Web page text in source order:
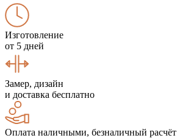
Изготовление
от 5 дней
Замер, дизайн
и доставка бесплатно
Оплата наличными, безналичный расчёт